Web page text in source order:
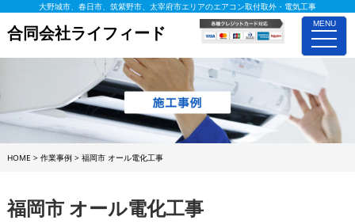
MENU
toggle
大野城市、春日市、筑紫野市、太宰府市エリアのエアコン取付取外・電気工事
合同会社ライフィード
HOME > 作業事例> 福岡市 オール電化工事
福岡市 オール電化工事